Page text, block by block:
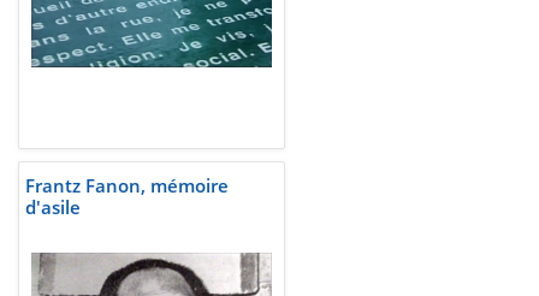
Frantz Fanon, mémoire
d'asile